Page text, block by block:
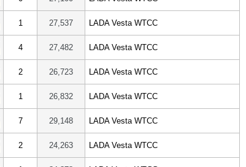
1 27,537 LADA Vesta WTCC
4 27,482 LADA Vesta WTCC
2 26,723 LADA Vesta WTCC
1 26,832 LADA Vesta WTCC
7 29,148 LADA Vesta WTCC
2 24,263 LADA Vesta WTCC